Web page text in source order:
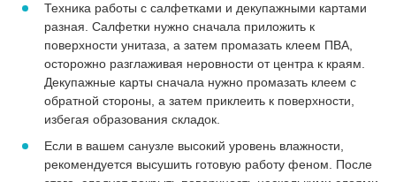
Техника работы с салфетками и декупажными картами
разная. Салфетки нужно сначала приложить к
поверхности унитаза, а затем промазать клеем ПВА,
осторожно разглаживая неровности от центра к краям.
Декупажные карты сначала нужно промазать клеем с
обратной стороны, а затем приклеить к поверхности,
избегая образования складок.
Если в вашем санузле высокий уровень влажности,
рекомендуется высушить готовую работу феном. После